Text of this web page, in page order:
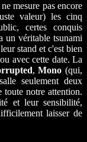
mesure pas encore
valeur) les cinq
certes conquis
un véritable tsunami
stand et c'est bien
avec cette date. La
,Mono (qui,
seulement deux
notre attention.
et leur sensibilité,
laisser de